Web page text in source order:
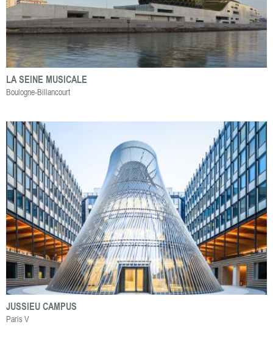
LA SEINE MUSICALE
Boulogne-Billancourt
JUSSIEU CAMPUS
Paris V